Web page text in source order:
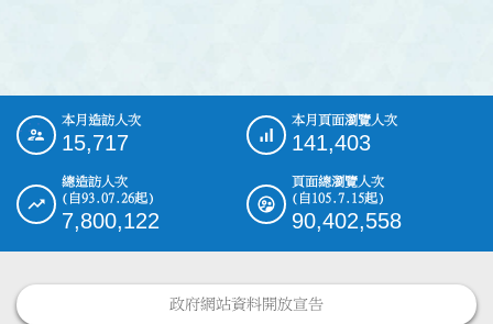
::: 本月造訪人次
15,717
本月頁面瀏覽人次
141,403
總造訪人次
(自93.07.26起)
7,800,122
頁面總瀏覽人次
(自105.7.15起)
90,402,558
政府網站資料開放宣告